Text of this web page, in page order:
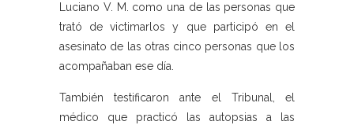
Luciano V. M. como una de las personas que
trató de victimarlos y que participó en el
asesinato de las otras cinco personas que los
acompañaban ese día.
También testificaron ante el Tribunal, el
médico que practicó las autopsias a las